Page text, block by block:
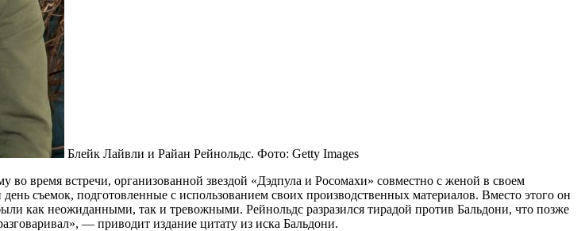
Блейк Лайвли и Райан Рейнольдс. Фото: Getty Images
время встречи, организованной звездой «Дэдпула и Росомахи» совместно с женой в своем
съемок, подготовленные с использованием своих производственных материалов. Вместо этого он
как неожиданными, так и тревожными. Рейнольдс разразился тирадой против Бальдони, что позже
— приводит издание цитату из иска Бальдони.